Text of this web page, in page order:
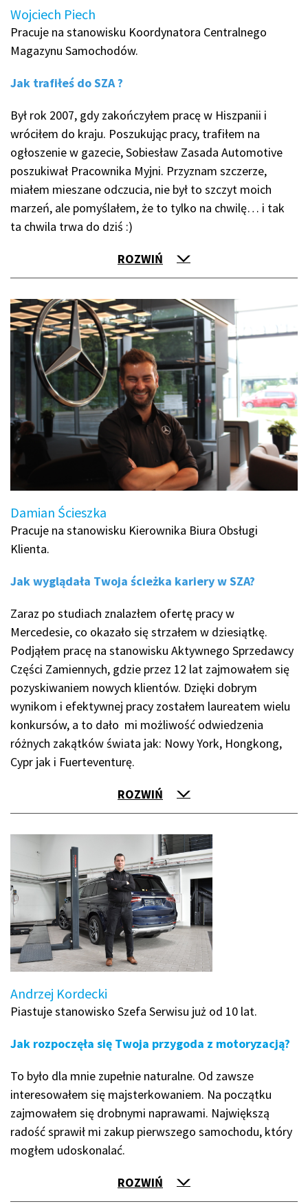
Wojciech Piech
Pracuje na stanowisku Koordynatora Centralnego
Magazynu Samochodów.
Jak trafiłeś do SZA ?
Był rok 2007, gdy zakończyłem pracę w Hiszpanii i
wróciłem do kraju. Poszukując pracy, trafiłem na
ogłoszenie w gazecie, Sobiesław Zasada Automotive
poszukiwał Pracownika Myjni. Przyznam szczerze,
miałem mieszane odczucia, nie był to szczyt moich
marzeń, ale pomyślałem, że to tylko na chwilę… i tak
ta chwila trwa do dziś :)
ROZWIŃ
Damian Ścieszka
Pracuje na stanowisku Kierownika Biura Obsługi
Klienta.
Jak wyglądała Twoja ścieżka kariery w SZA?
Zaraz po studiach znalazłem ofertę pracy w
Mercedesie, co okazało się strzałem w dziesiątkę.
Podjąłem pracę na stanowisku Aktywnego Sprzedawcy
Części Zamiennych, gdzie przez 12 lat zajmowałem się
pozyskiwaniem nowych klientów. Dzięki dobrym
wynikom i efektywnej pracy zostałem laureatem wielu
konkursów, a to dało mi możliwość odwiedzenia
różnych zakątków świata jak: Nowy York, Hongkong,
Cypr jak i Fuerteventurę.
ROZWIŃ
Andrzej Kordecki
Piastuje stanowisko Szefa Serwisu już od 10 lat.
Jak rozpoczęła się Twoja przygoda z motoryzacją?
To było dla mnie zupełnie naturalne. Od zawsze
interesowałem się majsterkowaniem. Na początku
zajmowałem się drobnymi naprawami. Największą
radość sprawił mi zakup pierwszego samochodu, który
mogłem udoskonalać.
ROZWIŃ